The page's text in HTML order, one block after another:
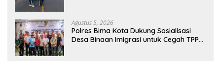
Agustus 5, 2026
Polres Bima Kota Dukung Sosialisasi
Desa Binaan Imigrasi untuk Cegah TPPO